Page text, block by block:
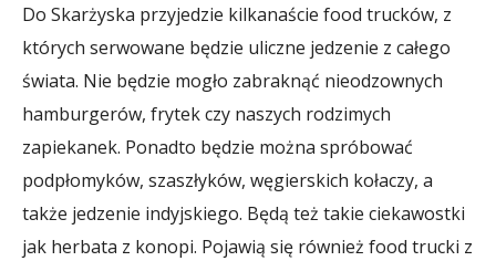
Do Skarżyska przyjedzie kilkanaście food trucków, z
których serwowane będzie uliczne jedzenie z całego
świata. Nie będzie mogło zabraknąć nieodzownych
hamburgerów, frytek czy naszych rodzimych
zapiekanek. Ponadto będzie można spróbować
podpłomyków, szaszłyków, węgierskich kołaczy, a
także jedzenie indyjskiego. Będą też takie ciekawostki
jak herbata z konopi. Pojawią się również food trucki z